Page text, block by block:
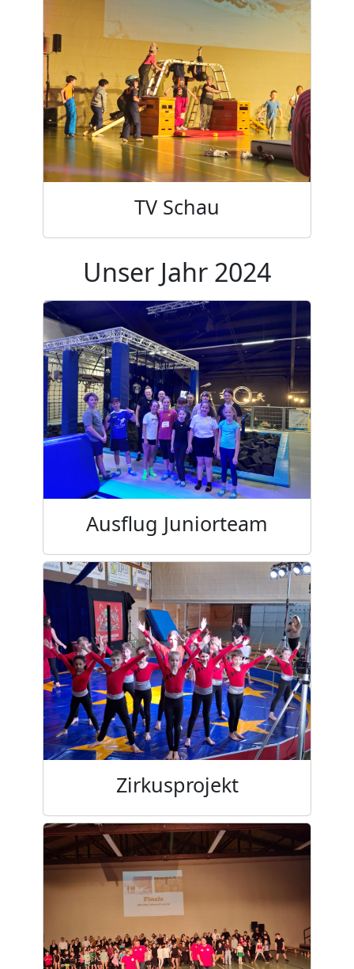
TV Schau
Unser Jahr 2024
Ausflug Juniorteam
Zirkusprojekt